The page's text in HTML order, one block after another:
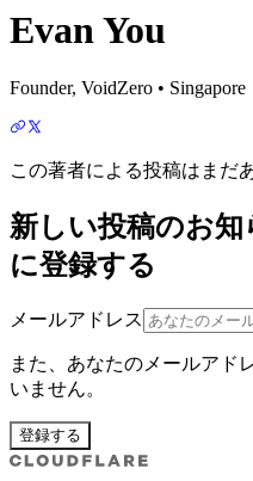
Evan You
Founder, VoidZero • Singapore
この著者による投稿はまだ
新しい投稿のお知
に登録する
メールアドレス
また、あなたのメールアド
いません。
登録する